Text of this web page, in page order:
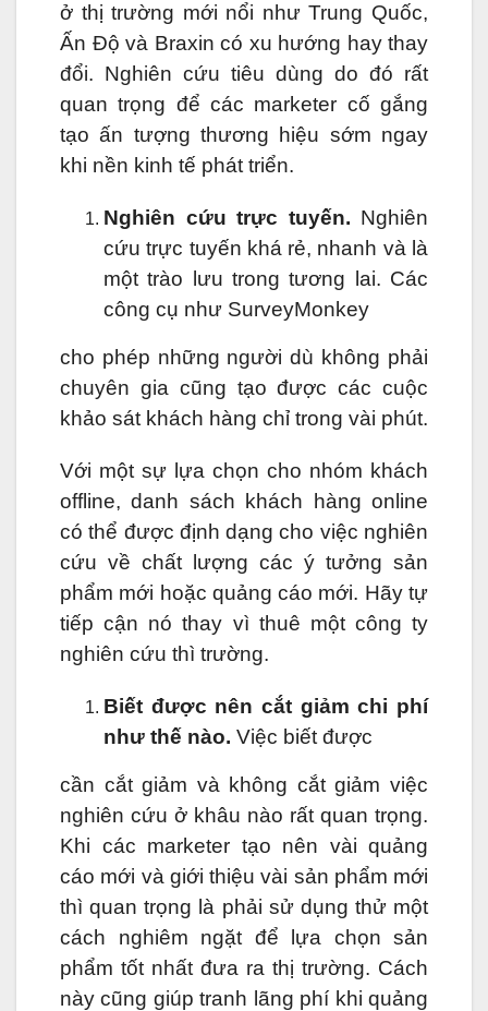
ở thị trường mới nổi như Trung Quốc,
Ấn Độ và Braxin có xu hướng hay thay
đổi. Nghiên cứu tiêu dùng do đó rất
quan trọng để các marketer cố gắng
tạo ấn tượng thương hiệu sớm ngay
khi nền kinh tế phát triển.
Nghiên cứu trực tuyến. Nghiên
cứu trực tuyến khá rẻ, nhanh và là
một trào lưu trong tương lai. Các
công cụ như SurveyMonkey
cho phép những người dù không phải
chuyên gia cũng tạo được các cuộc
khảo sát khách hàng chỉ trong vài phút.
Với một sự lựa chọn cho nhóm khách
offline, danh sách khách hàng online
có thể được định dạng cho việc nghiên
cứu về chất lượng các ý tưởng sản
phẩm mới hoặc quảng cáo mới. Hãy tự
tiếp cận nó thay vì thuê một công ty
nghiên cứu thì trường.
Biết được nên cắt giảm chi phí
như thế nào. Việc biết được
cần cắt giảm và không cắt giảm việc
nghiên cứu ở khâu nào rất quan trọng.
Khi các marketer tạo nên vài quảng
cáo mới và giới thiệu vài sản phẩm mới
thì quan trọng là phải sử dụng thử một
cách nghiêm ngặt để lựa chọn sản
phẩm tốt nhất đưa ra thị trường. Cách
này cũng giúp tranh lãng phí khi quảng